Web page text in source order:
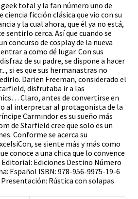
total y la fan número uno de
ciencia ficción clásica que vio con su
y la cual ahora, que él ya no está,
sentirlo cerca. Así que cuando se
concurso de cosplay de la nueva
a como dé lugar. Con sus
de su padre, se dispone a hacer
si es que sus hermanastras no
Darien Freeman, considerado el
disfrutaba ir a las
Claro, antes de convertirse en
al interpretar al protagonista de la
Carmindor es su sueño más
de Starfield cree que solo es un
Conforme se acerca su
se siente más y más como
conoce a una chica que lo convence
Ediciones Destino Número
Español ISBN: 978-956-9975-19-6
Rústica con solapas